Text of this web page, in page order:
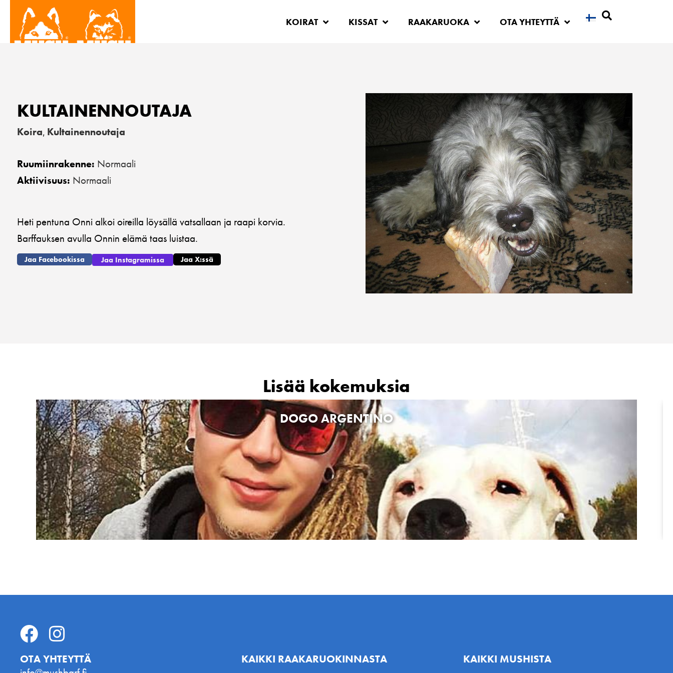
KOIRAT KISSAT RAAKARUOKA OTA YHTEYTTÄ
KULTAINENNOUTAJA
Koira, Kultainennoutaja
Ruumiinrakenne: Normaali
Aktiivisuus: Normaali
Heti pentuna Onni alkoi oireilla löysällä vatsallaan ja raapi korvia.
Barffauksen avulla Onnin elämä taas luistaa.
Jaa Facebookissa Jaa Instagramissa Jaa X:ssä
Lisää kokemuksia
DOGO ARGENTINO
OTA YHTEYTTÄ
KAIKKI RAAKARUOKINNASTA KAIKKI MUSHISTA